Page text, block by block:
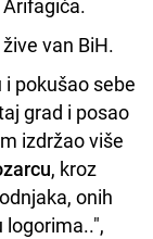
van BiH.
pokušao sebe
grad i posao
izdržao više
, kroz
onih
logorima..",